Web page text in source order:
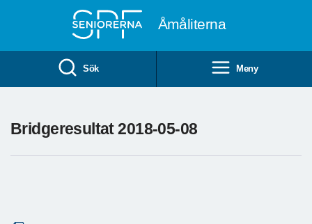
Åmåliterna
Sök Meny
Bridgeresultat 2018-05-08